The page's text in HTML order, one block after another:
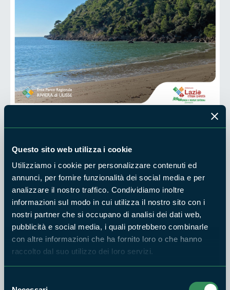
Questo sito web utilizza i cookie
Utilizziamo i cookie per personalizzare contenuti ed
annunci, per fornire funzionalità dei social media e per
analizzare il nostro traffico. Condividiamo inoltre
informazioni sul modo in cui utilizza il nostro sito con i
nostri partner che si occupano di analisi dei dati web,
pubblicità e social media, i quali potrebbero combinarle
con altre informazioni che ha fornito loro o che hanno
raccolto dal suo utilizzo dei loro servizi.
Sabato 29 Novembre, ore 10:00 - Scauri
La Torre Quadrata (o di “Scauri” o dei “Cavallari”) sorge su un
picco a strapiombo sul mare e fu eretta nel XVI secolo per
potenziare le difese costiere. Dal lungomare di Scauri,
saliremoverso il promontorio di Monte d’oro, catturando i
profumi della macchia mediterranea e ammirando il panorama
del golfo. A seguire, scenderermo verso la spiaggia dei
sassolini, per un’ po di biologia marina con conchiglie e altro